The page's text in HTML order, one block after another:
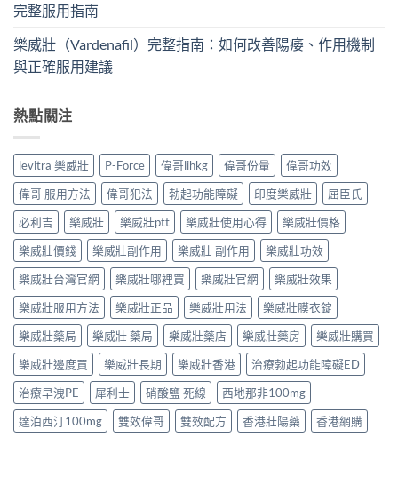
完整服用指南
樂威壯（Vardenafil）完整指南：如何改善陽痿、作用機制
與正確服用建議
熱點關注
levitra 樂威壯 P-Force 偉哥lihkg 偉哥份量
偉哥功效
偉哥 服用方法
偉哥犯法 勃起功能障礙 印度樂威壯
屈臣氏
必利吉
樂威壯 樂威壯ptt 樂威壯使用心得
樂威壯價格
樂威壯價錢
樂威壯副作用 樂威壯 副作用
樂威壯功效
樂威壯台灣官網
樂威壯哪裡買 樂威壯官網
樂威壯效果
樂威壯服用方法
樂威壯正品 樂威壯用法
樂威壯膜衣錠
樂威壯藥局
樂威壯 藥局 樂威壯藥店 樂威壯藥房
樂威壯購買
樂威壯邊度買
樂威壯長期 樂威壯香港
治療勃起功能障礙ED
治療早洩PE
犀利士 硝酸鹽 死線
西地那非100mg
達泊西汀100mg
雙效偉哥 雙效配方 香港壯陽藥 香港網購